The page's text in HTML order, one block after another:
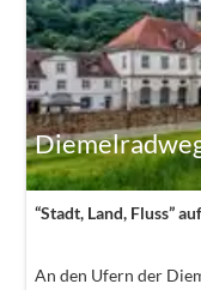
“Stadt, Land, Fluss”
An den Ufern der